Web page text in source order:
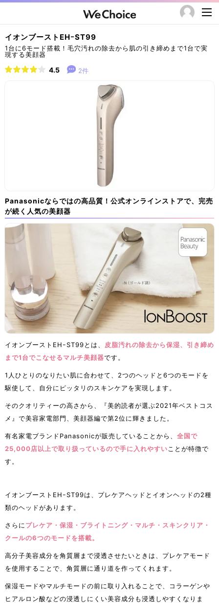
イオンブーストEHｰST99
1台に6モード搭載！毛穴汚れの除去から肌の引き締めまで1台で実
現する美顔器
4.5 2件
Panasonicならではの高品質！公式オンラインストアで、完売
が続く人気の美顔器
イオンブーストEHｰST99とは、
皮脂汚れの除去から保湿、引き締め
まで1台でこなせるマルチ美顔器です。
1人ひとりのなりたい肌に合わせて、2つのヘッドと6つのモードを
駆使して、自分にピッタリのスキンケアを実現します。
そのクオリティーの高さから、『美的読者が選ぶ2021年ベストコス
メ』で美容家電部門、美顔器編で第2位に輝きました。
有名家電ブランドPanasonicが販売していることから、 全国で
25,000店以上で取り扱っているので手に入れやすい ことが特徴で
す。
イオンブーストEHｰST99は、プレケアヘッドとイオンヘッドの2種
類のヘッドがあります。
さらにプレケア・保湿・ブライトニング・マルチ・スキンクリア・
クールの6つのモードを搭載。
高分子美容成分を角質層まで浸透させたいときは、プレケアモード
を使用することで、角質層に通り道を作ってくれます。
保湿モードやマルチモードの前に取り入れることで、コラーゲンや
ヒアルロン酸などの浸透しにくい美容成分も浸透しやすくなりま